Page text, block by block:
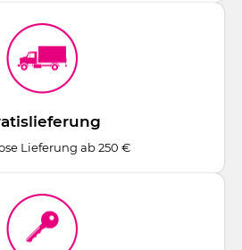
Lieferung ab 250 €